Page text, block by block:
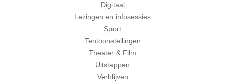
Digitaal
Lezingen en infosessies
Sport
Tentoonstellingen
Theater & Film
Uitstappen
Verblijven